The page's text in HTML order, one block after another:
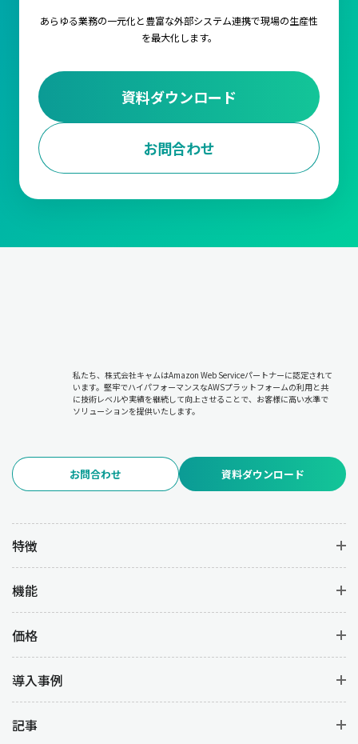
あらゆる業務の一元化と豊富な外部システム連携で現場の生産性
を最大化します。
資料ダウンロード
お問合わせ
私たち、株式会社キャムはAmazon Web Serviceパートナーに認定されて
います。堅牢でハイパフォーマンスなAWSプラットフォームの利用と共
に技術レベルや実績を継続して向上させることで、お客様に高い水準で
ソリューションを提供いたします。
お問合わせ 資料ダウンロード
特徴
機能
価格
導入事例
記事